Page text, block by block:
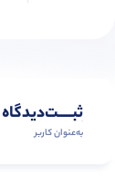
ثبـــــت‌دیدگاه
به‌عنوان کاربر